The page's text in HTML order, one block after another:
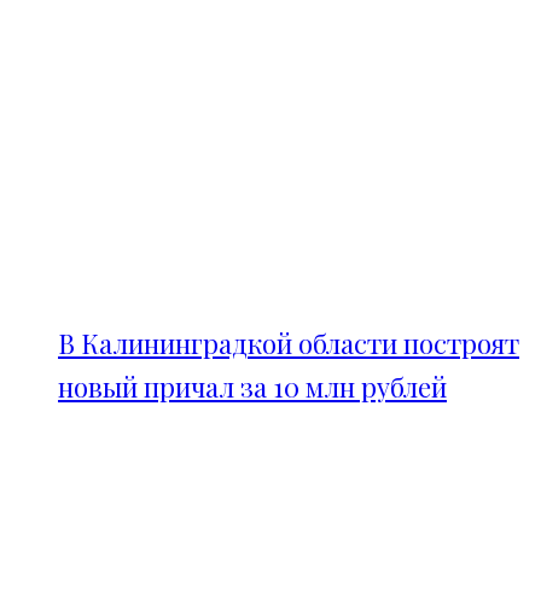
В Калининградкой области построят
новый причал за 10 млн рублей